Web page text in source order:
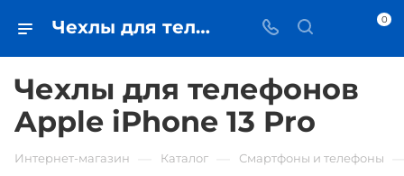
Чехлы для телефонов Apple iPhone 13 Pro • купить чехол в Самаре - iЧехол 0
Чехлы для телефонов
Apple iPhone 13 Pro
Интернет-магазин Каталог Смартфоны и телефоны